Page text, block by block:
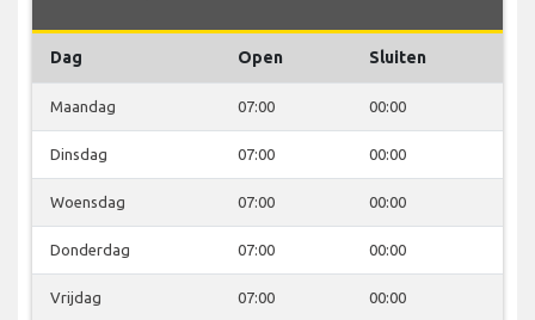
Dag Open Sluiten
Maandag 07:00 00:00
Dinsdag 07:00 00:00
Woensdag 07:00 00:00
Donderdag 07:00 00:00
Vrijdag 07:00 00:00